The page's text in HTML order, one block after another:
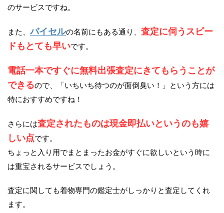
のサービスですね。
また、バイセルの名前にもある通り、 査定に伺うスピー
ドもとても早いです。
電話一本ですぐに無料出張査定にきてもらうことが
できるので、「いちいち待つのが面倒臭い！」という方には
特におすすめですね！
さらには査定されたものは現金即払いというのも嬉
しい点です。
ちょっと入り用でまとまったお金がすぐに欲しいという時に
は重宝されるサービスでしょう。
査定に関しても着物専門の鑑定士がしっかりと査定してくれ
ます。